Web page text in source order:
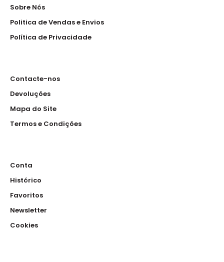
Sobre Nós
Politica de Vendas e Envios
Política de Privacidade
Contacte-nos
Devoluções
Mapa do Site
Termos e Condições
Conta
Histórico
Favoritos
Newsletter
Cookies